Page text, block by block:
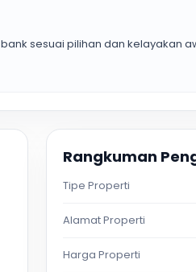
sesuai pilihan dan kelayakan
Rangkuman
Tipe Properti
Alamat Properti
Harga Properti